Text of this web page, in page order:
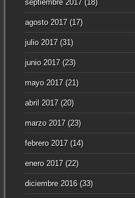
septiembre 2017(18)
agosto 2017(17)
julio 2017(31)
junio 2017(23)
mayo 2017(21)
abril 2017(20)
marzo 2017(23)
febrero 2017(14)
enero 2017(22)
diciembre 2016(33)